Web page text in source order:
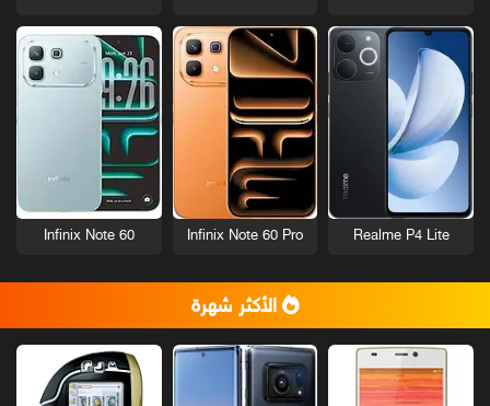
Realme P4 Lite
Infinix Note 60 Pro
Infinix Note 60
الأكثر شهرة